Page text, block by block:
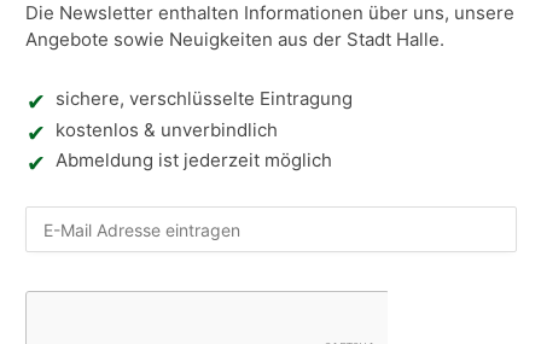
Die Newsletter enthalten Informationen über uns, unsere
Angebote sowie Neuigkeiten aus der Stadt Halle.
sichere, verschlüsselte Eintragung
kostenlos & unverbindlich
Abmeldung ist jederzeit möglich